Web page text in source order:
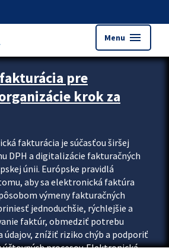
Menu menu
upútavok
pre
krok za
fakturácia je súčasťou širšej
DPH a digitalizácie fakturačných
únii. Európske pravidlá
aby sa elektronická faktúra
výmeny fakturačných
jednoduchšie, rýchlejšie a
faktúr, obmedziť potrebu
údajov, znížiť riziko chýb a podporiť
procesov. Elektronická